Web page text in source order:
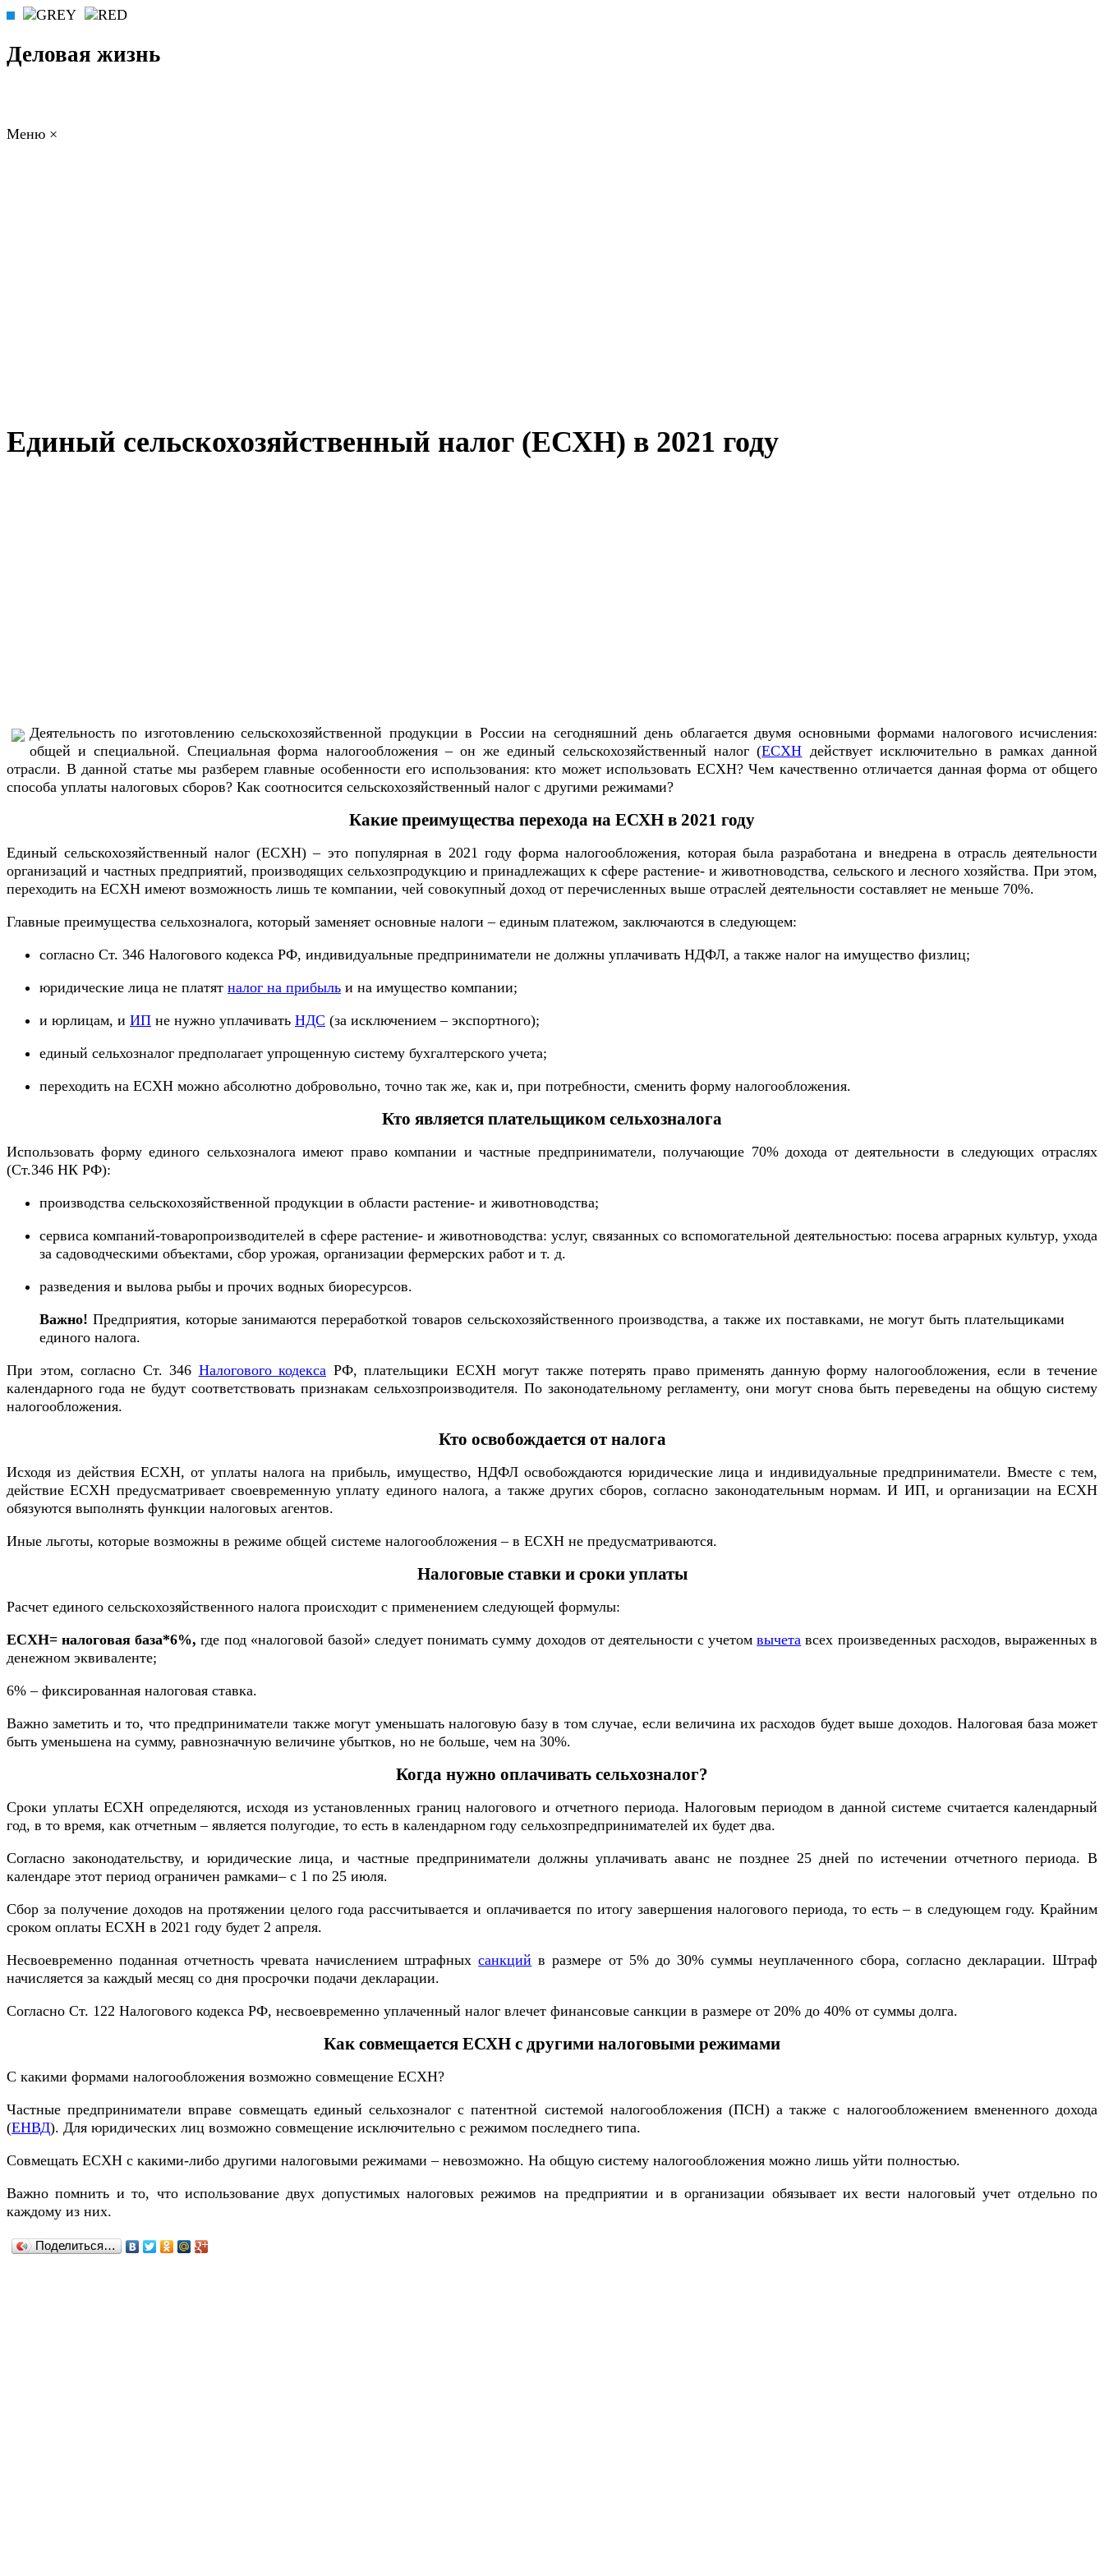
Деловая жизнь
Меню ×
Единый сельскохозяйственный налог (ЕСХН) в 2021 году
Деятельность по изготовлению сельскохозяйственной продукции в России на сегодняшний день облагается двумя основными формами налогового исчисления:
общей и специальной. Специальная форма налогообложения – он же единый сельскохозяйственный налог (ЕСХН действует исключительно в рамках данной
отрасли. В данной статье мы разберем главные особенности его использования: кто может использовать ЕСХН? Чем качественно отличается данная форма от общего
способа уплаты налоговых сборов? Как соотносится сельскохозяйственный налог с другими режимами?
Какие преимущества перехода на ЕСХН в 2021 году
Единый сельскохозяйственный налог (ЕСХН) – это популярная в 2021 году форма налогообложения, которая была разработана и внедрена в отрасль деятельности
организаций и частных предприятий, производящих сельхозпродукцию и принадлежащих к сфере растение- и животноводства, сельского и лесного хозяйства. При этом,
переходить на ЕСХН имеют возможность лишь те компании, чей совокупный доход от перечисленных выше отраслей деятельности составляет не меньше 70%.
Главные преимущества сельхозналога, который заменяет основные налоги – единым платежом, заключаются в следующем:
согласно Ст. 346 Налогового кодекса РФ, индивидуальные предприниматели не должны уплачивать НДФЛ, а также налог на имущество физлиц;
юридические лица не платят налог на прибыль и на имущество компании;
и юрлицам, и ИП не нужно уплачивать НДС (за исключением – экспортного);
единый сельхозналог предполагает упрощенную систему бухгалтерского учета;
переходить на ЕСХН можно абсолютно добровольно, точно так же, как и, при потребности, сменить форму налогообложения.
Кто является плательщиком сельхозналога
Использовать форму единого сельхозналога имеют право компании и частные предприниматели, получающие 70% дохода от деятельности в следующих отраслях
(Ст.346 НК РФ):
производства сельскохозяйственной продукции в области растение- и животноводства;
сервиса компаний-товаропроизводителей в сфере растение- и животноводства: услуг, связанных со вспомогательной деятельностью: посева аграрных культур, ухода
за садоводческими объектами, сбор урожая, организации фермерских работ и т. д.
разведения и вылова рыбы и прочих водных биоресурсов.
Важно! Предприятия, которые занимаются переработкой товаров сельскохозяйственного производства, а также их поставками, не могут быть плательщиками
единого налога.
При этом, согласно Ст. 346 Налогового кодекса РФ, плательщики ЕСХН могут также потерять право применять данную форму налогообложения, если в течение
календарного года не будут соответствовать признакам сельхозпроизводителя. По законодательному регламенту, они могут снова быть переведены на общую систему
налогообложения.
Кто освобождается от налога
Исходя из действия ЕСХН, от уплаты налога на прибыль, имущество, НДФЛ освобождаются юридические лица и индивидуальные предприниматели. Вместе с тем,
действие ЕСХН предусматривает своевременную уплату единого налога, а также других сборов, согласно законодательным нормам. И ИП, и организации на ЕСХН
обязуются выполнять функции налоговых агентов.
Иные льготы, которые возможны в режиме общей системе налогообложения – в ЕСХН не предусматриваются.
Налоговые ставки и сроки уплаты
Расчет единого сельскохозяйственного налога происходит с применением следующей формулы:
ЕСХН= налоговая база*6%, где под «налоговой базой» следует понимать сумму доходов от деятельности с учетомвычета всех произведенных расходов, выраженных в
денежном эквиваленте;
6% – фиксированная налоговая ставка.
Важно заметить и то, что предприниматели также могут уменьшать налоговую базу в том случае, если величина их расходов будет выше доходов. Налоговая база может
быть уменьшена на сумму, равнозначную величине убытков, но не больше, чем на 30%.
Когда нужно оплачивать сельхозналог?
Сроки уплаты ЕСХН определяются, исходя из установленных границ налогового и отчетного периода. Налоговым периодом в данной системе считается календарный
год, в то время, как отчетным – является полугодие, то есть в календарном году сельхозпредпринимателей их будет два.
Согласно законодательству, и юридические лица, и частные предприниматели должны уплачивать аванс не позднее 25 дней по истечении отчетного периода. В
календаре этот период ограничен рамками– с 1 по 25 июля.
Сбор за получение доходов на протяжении целого года рассчитывается и оплачивается по итогу завершения налогового периода, то есть – в следующем году. Крайним
сроком оплаты ЕСХН в 2021 году будет 2 апреля.
Несвоевременно поданная отчетность чревата начислением штрафныхсанкций в размере от 5% до 30% суммы неуплаченного сбора, согласно декларации. Штраф
начисляется за каждый месяц со дня просрочки подачи декларации.
Согласно Ст. 122 Налогового кодекса РФ, несвоевременно уплаченный налог влечет финансовые санкции в размере от 20% до 40% от суммы долга.
Как совмещается ЕСХН с другими налоговыми режимами
С какими формами налогообложения возможно совмещение ЕСХН?
Частные предприниматели вправе совмещать единый сельхозналог с патентной системой налогообложения (ПСН) а также с налогообложением вмененного дохода
(ЕНВД). Для юридических лиц возможно совмещение исключительно с режимом последнего типа.
Совмещать ЕСХН с какими-либо другими налоговыми режимами – невозможно. На общую систему налогообложения можно лишь уйти полностью.
Важно помнить и то, что использование двух допустимых налоговых режимов на предприятии и в организации обязывает их вести налоговый учет отдельно по
каждому из них.
Поделиться…